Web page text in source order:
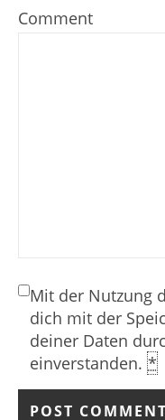
Comment
Mit der Nutzung
dich mit der
deiner Daten
einverstanden. *